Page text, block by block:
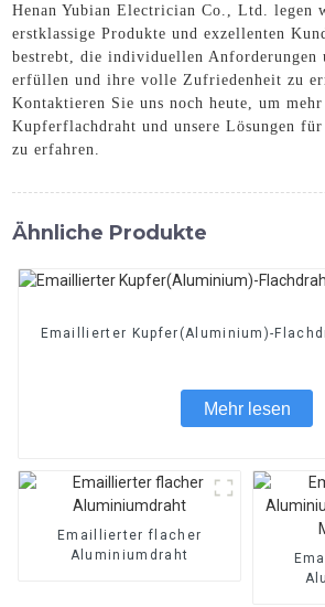
Henan Yubian Electrician Co., Ltd. legen
erstklassige Produkte und exzellenten
bestrebt, die individuellen Anforderungen
erfüllen und ihre volle Zufriedenheit zu
Kontaktieren Sie uns noch heute, um mehr
Kupferflachdraht und unsere Lösungen
zu erfahren.
Ähnliche Produkte
Emaillierter Kupfer(Aluminium)-
Mehr lesen
Emaillierter flacher
Aluminiumdraht